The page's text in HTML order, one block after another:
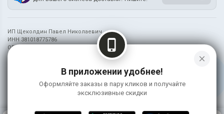
ИП Щеколдин Павел Николаевич
ИНН 381018775786
ОГРН 321385000021888
Информация на сайте носит справочный характер и не является публичной
2026 Рыбка Моя
close
phone_iphone
В приложении удобнее!
Оформляйте заказы в пару кликов и получайте
эксклюзивные скидки